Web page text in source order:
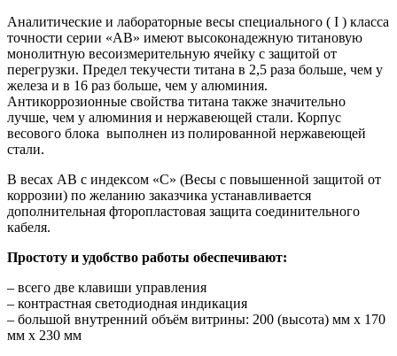
Аналитические и лабораторные весы специального ( I ) класса
точности серии «АВ» имеют высоконадежную титановую
монолитную весоизмерительную ячейку с защитой от
перегрузки. Предел текучести титана в 2,5 раза больше, чем у
железа и в 16 раз больше, чем у алюминия.
Антикоррозионные свойства титана также значительно
лучше, чем у алюминия и нержавеющей стали. Корпус
весового блока выполнен из полированной нержавеющей
стали.
В весах АВ с индексом «С» (Весы с повышенной защитой от
коррозии) по желанию заказчика устанавливается
дополнительная фторопластовая защита соединительного
кабеля.
Простоту и удобство работы обеспечивают:
– всего две клавиши управления
– контрастная светодиодная индикация
– большой внутренний объём витрины: 200 (высота) мм х 170
мм х 230 мм